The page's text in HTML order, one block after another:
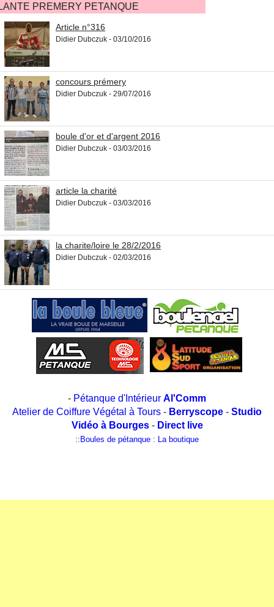
PREMERY PETANQUE
Article n°316
Didier Dubczuk - 03/10/2016
concours prémery
Didier Dubczuk - 29/07/2016
boule d'or et d'argent 2016
Didier Dubczuk - 03/03/2016
article la charité
Didier Dubczuk - 03/03/2016
la charite/loire le 28/2/2016
Didier Dubczuk - 02/03/2016
- Pétanque d'Intérieur Al'Comm
Atelier de Coiffure Végétal à Tours - Berryscope - Studio
Vidéo à Bourges- Direct live
:: Boules de pétanque : La boutique